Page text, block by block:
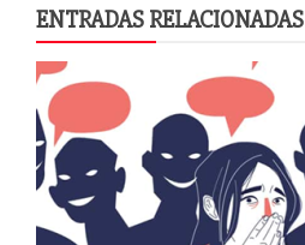
ENTRADAS RELACIONADAS